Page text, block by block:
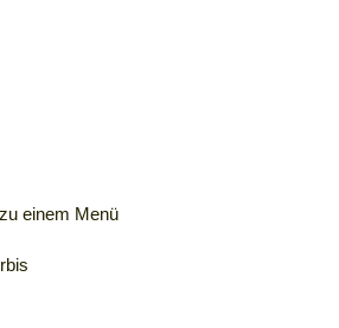
einem Menü